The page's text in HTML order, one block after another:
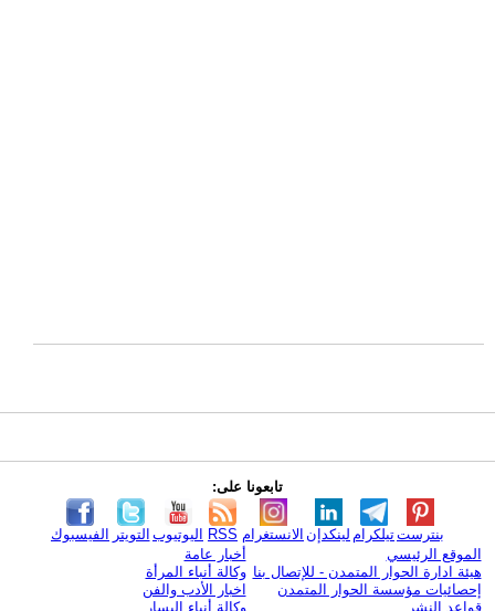
تابعونا على:
الفيسبوك التويتر اليوتيوب RSS الانستغرام لينكدإن تيلكرامبنترست
الموقع الرئيسي
هيئة ادارة الحوار المتمدن - للإتصال بنا
إحصائيات مؤسسة الحوار المتمدن
قواعد النشر
أخبار عامة
وكالة أنباء المرأة
اخبار الأدب والفن
وكالة أنباء اليسار